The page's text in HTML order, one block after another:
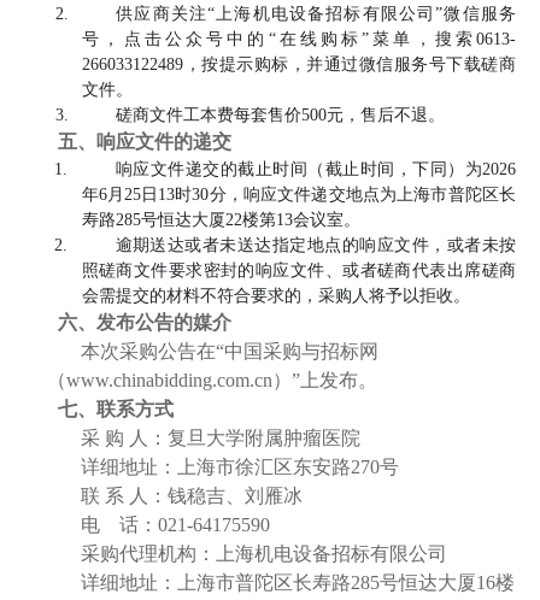
供应商关注“上海机电设备招标有限公司”微信服务
号，点击公众号中的“在线购标”菜单，搜索0613-
266033122489，按提示购标，并通过微信服务号下载磋商
文件。
磋商文件工本费每套售价500元，售后不退。
五、响应文件的递交
响应文件递交的截止时间（截止时间，下同）为2026
年6月25日13时30分，响应文件递交地点为上海市普陀区长
寿路285号恒达大厦22楼第13会议室。
逾期送达或者未送达指定地点的响应文件，或者未按
照磋商文件要求密封的响应文件、或者磋商代表出席磋商
会需提交的材料不符合要求的，采购人将予以拒收。
六、发布公告的媒介
本次采购公告在“中国采购与招标网
（www.chinabidding.com.cn）”上发布。
七、联系方式
采 购 人：复旦大学附属肿瘤医院
详细地址：上海市徐汇区东安路270号
联 系 人：钱稳吉、刘雁冰
电
话：021-64175590
采购代理机构：上海机电设备招标有限公司
详细地址：上海市普陀区长寿路285号恒达大厦16楼